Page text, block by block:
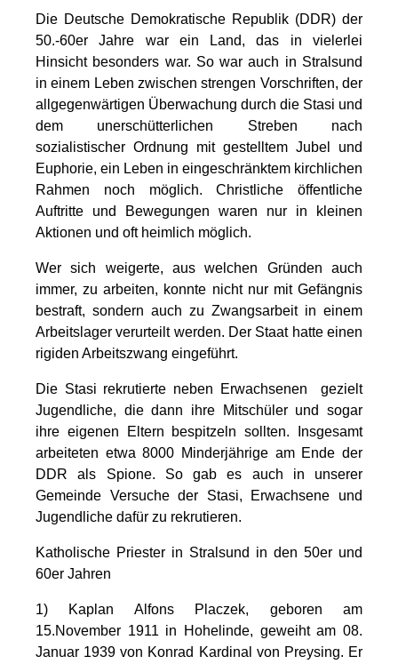
Die Deutsche Demokratische Republik (DDR) der
50.-60er Jahre war ein Land, das in vielerlei
Hinsicht besonders war. So war auch in Stralsund
in einem Leben zwischen strengen Vorschriften, der
allgegenwärtigen Überwachung durch die Stasi und
dem unerschütterlichen Streben nach
sozialistischer Ordnung mit gestelltem Jubel und
Euphorie, ein Leben in eingeschränktem kirchlichen
Rahmen noch möglich. Christliche öffentliche
Auftritte und Bewegungen waren nur in kleinen
Aktionen und oft heimlich möglich.
Wer sich weigerte, aus welchen Gründen auch
immer, zu arbeiten, konnte nicht nur mit Gefängnis
bestraft, sondern auch zu Zwangsarbeit in einem
Arbeitslager verurteilt werden. Der Staat hatte einen
rigiden Arbeitszwang eingeführt.
Die Stasi rekrutierte neben Erwachsenen gezielt
Jugendliche, die dann ihre Mitschüler und sogar
ihre eigenen Eltern bespitzeln sollten. Insgesamt
arbeiteten etwa 8000 Minderjährige am Ende der
DDR als Spione. So gab es auch in unserer
Gemeinde Versuche der Stasi, Erwachsene und
Jugendliche dafür zu rekrutieren.
Katholische Priester in Stralsund in den 50er und
60er Jahren
1)
Kaplan Alfons Placzek, geboren am
15.November 1911 in Hohelinde, geweiht am 08.
Januar 1939 von Konrad Kardinal von Preysing. Er